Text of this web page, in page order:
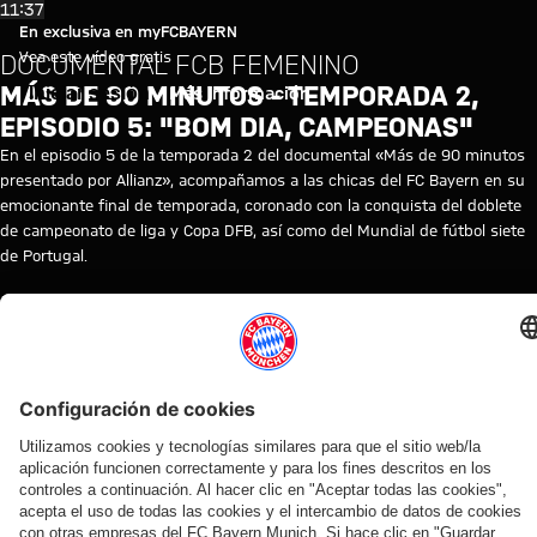
Más de 90 minutos -
Reproducir vídeo
En exclusiva en myFCBAYERN
Vea este vídeo gratis
Iniciar sesión Más información
11:37
DOCUMENTAL FCB FEMENINO
MÁS DE 90 MINUTOS - TEMPORADA 2,
EPISODIO 5: "BOM DIA, CAMPEONAS"
En el episodio 5 de la temporada 2 del documental «Más de 90 minutos
presentado por Allianz», acompañamos a las chicas del FC Bayern en su
emocionante final de temporada, coronado con la conquista del doblete
de campeonato de liga y Copa DFB, así como del Mundial de fútbol siete
de Portugal.
TEMAS DE ESTE VÍDEO
FEMENINO
FC
BAYERN
FEMENINOMYFCBAYERN
VÍDEOS RELACIONADOS
Vídeo
AUDI
Vídeo
EN
Vídeo
EN
Vídeo
Entrevista
AUDI
Vídeo
EN DIFERIDO
Vídeo
EN
Vídeo
VÍDEO
Vídeo
FCB